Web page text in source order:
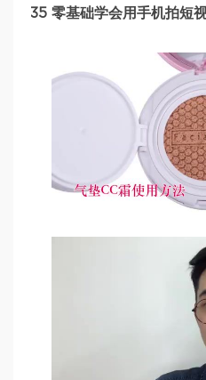
35 零基础学会用手机拍短